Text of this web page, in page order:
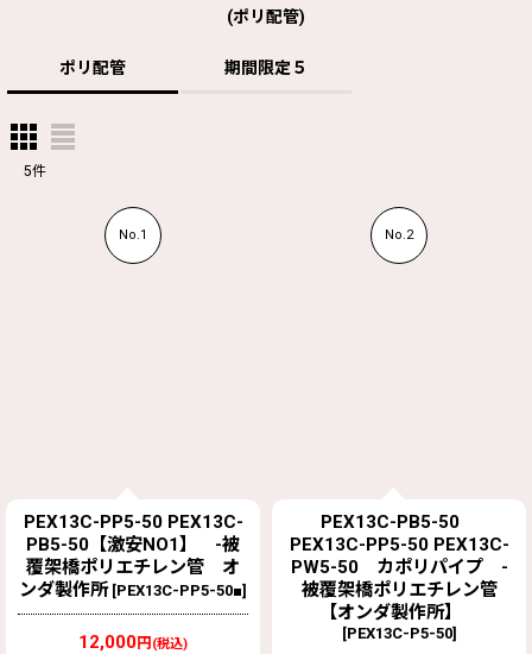
(ポリ配管)
ポリ配管 期間限定５
5件
No.1
PEX13C-PP5-50 PEX13C-
PB5-50【激安NO1】 -被
覆架橋ポリエチレン管 オ
ンダ製作所 [PEX13C-PP5-50■]
12,000円 (税込)
No.2
PEX13C-PB5-50
PEX13C-PP5-50 PEX13C-
PW5-50 カポリパイプ -
被覆架橋ポリエチレン管
【オンダ製作所】
[PEX13C-P5-50]